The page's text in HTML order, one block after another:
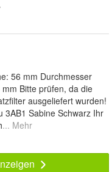
56 mm Durchmesser
Bitte prüfen, da die
ausgeliefert wurden!
3AB1 Sabine Schwarz Ihr
... Mehr